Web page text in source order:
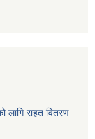
लागि राहत वितरण